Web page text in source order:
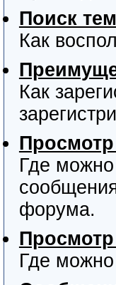
Поиск
Как
Как
Где
форума.
Где